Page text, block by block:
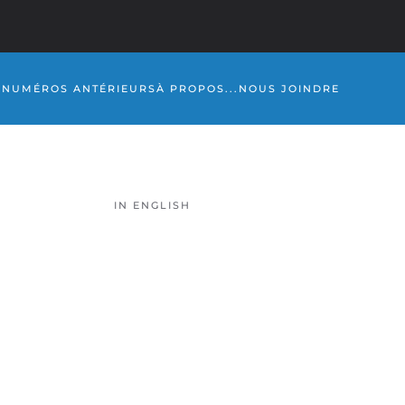
NUMÉROS ANTÉRIEURSÀ PROPOS... NOUS JOINDRE
IN ENGLISH